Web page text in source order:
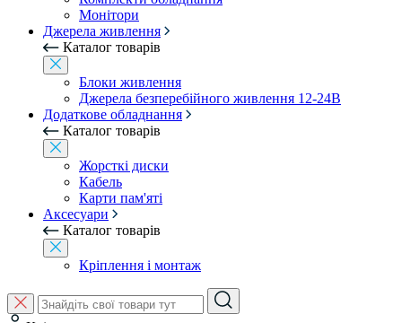
Монітори
Джерела живлення
Каталог товарів
Блоки живлення
Джерела безперебійного живлення 12-24В
Додаткове обладнання
Каталог товарів
Жорсткі диски
Кабель
Карти пам'яті
Аксесуари
Каталог товарів
Кріплення і монтаж